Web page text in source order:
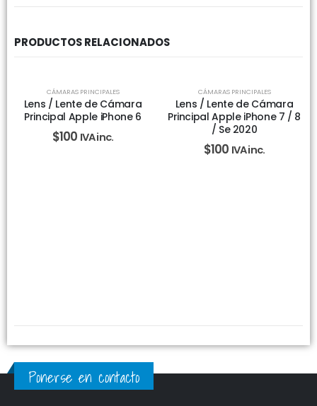
PRODUCTOS RELACIONADOS
CÁMARAS PRINCIPALES
Lens / Lente de Cámara
Principal Apple iPhone 6
$100 IVA inc.
CÁMARAS PRINCIPALES
Lens / Lente de Cámara
Principal Apple iPhone 7 / 8
/ Se 2020
$100 IVA inc.
Ponerse en contacto